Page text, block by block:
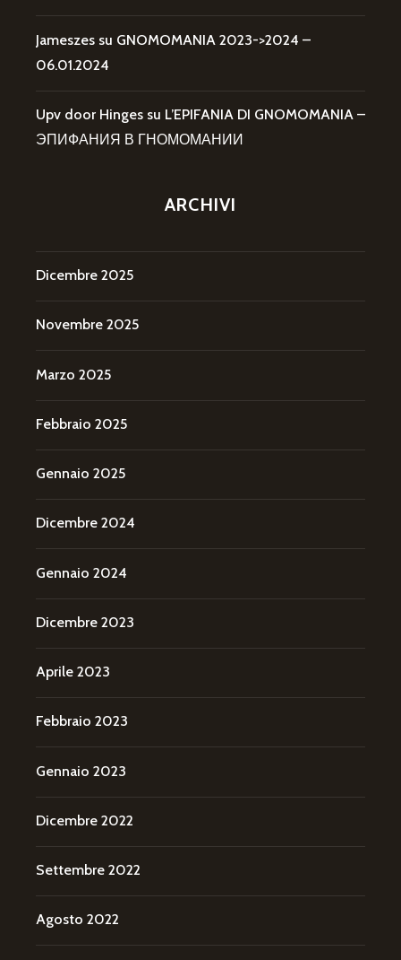
Jameszes su GNOMOMANIA 2023->2024 –
06.01.2024
Upv door Hinges su L’EPIFANIA DI GNOMOMANIA –
ЭПИФАНИЯ В ГНОМОМАНИИ
ARCHIVI
Dicembre 2025
Novembre 2025
Marzo 2025
Febbraio 2025
Gennaio 2025
Dicembre 2024
Gennaio 2024
Dicembre 2023
Aprile 2023
Febbraio 2023
Gennaio 2023
Dicembre 2022
Settembre 2022
Agosto 2022